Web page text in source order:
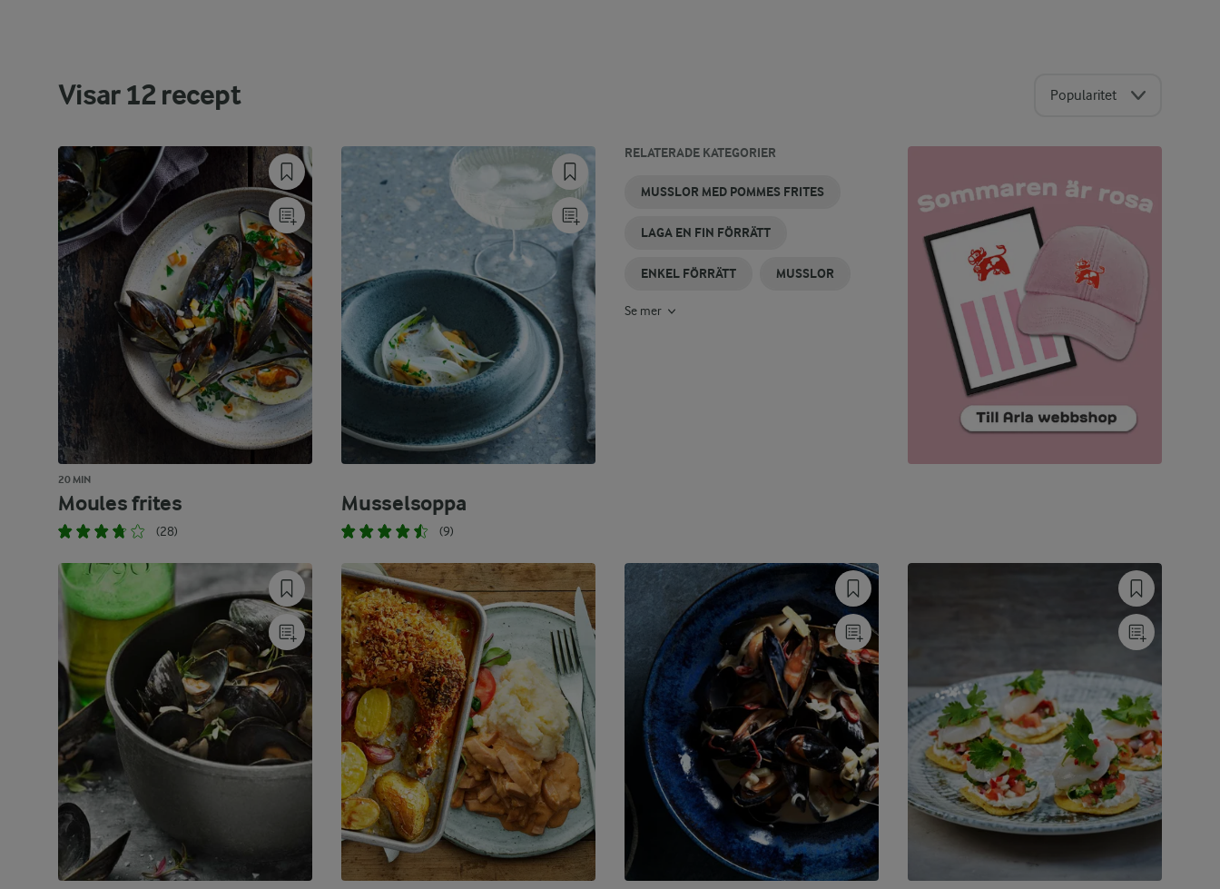
Visar12recept Popularitet
20 MIN
Moules frites
(28)
Musselsoppa
(9)
RELATERADE KATEGORIER
MUSSLOR MED POMMES FRITES
LAGA EN FIN FÖRRÄTT
ENKEL FÖRRÄTT MUSSLOR
MANDELMUSSLOR
FÖRRÄTTER
MUSSELSOPPA
FÖRRÄTTER
MED
KRÄFTOR
SNABBA
FÖRRÄTTER
FÖRRÄTT
MED
RÄKOR
Se mer